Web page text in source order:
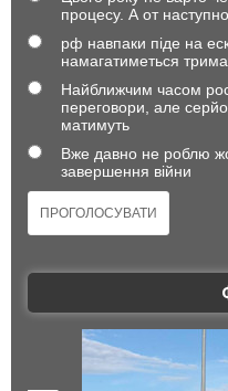
процесу. А от
рф навпаки піде на
намагатиметься
Найближчим часом
переговори, але
матимуть
Вже давно не роблю
завершення війни